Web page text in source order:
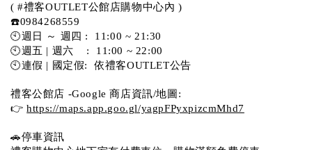
( #禮客OUTLET公館店購物中心內 )
☎️0984268559
🕙週日 ～ 週四 :  11:00 ~ 21:30
🕙週五 | 週六    :  11:00 ~ 22:00
🕙連假 | 國定假:  依禮客OUTLET公告
禮客公館店 -Google 商店資訊/地圖:
👉 https://maps.app.goo.gl/yagpFPyxpizcmMhd7
🚗停車資訊